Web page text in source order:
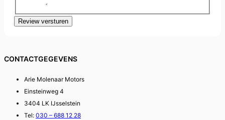
Review versturen
CONTACTGEGEVENS
Arie Molenaar Motors
Einsteinweg 4
3404 LK IJsselstein
Tel: 030 – 688 12 28